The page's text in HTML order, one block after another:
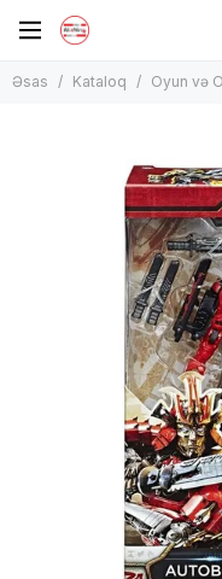
Oyun və
Uşaqların inkişafı üçün
Teleskop və binokl
Digər konstruktorlar
Funko POP! oyuncaqları
Plastilin Play-Doh
Hot Wheels maşınlar
Kuklalar Barbie
Digər kuklalar
Yumşaq oyuncaqlar
Transformerlər, robotlar
Elektron oyuncaq
Digər maşınlar
Antistress oyuncaqlar
Nerf oyuncaqları
Əsas Kataloq Oyun və